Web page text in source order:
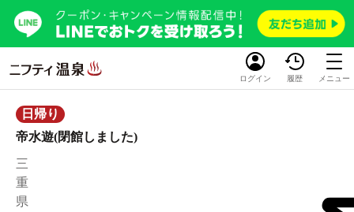
ログイン 履歴 メニュー
日帰り
帝水遊(閉館しました)
三
重
県